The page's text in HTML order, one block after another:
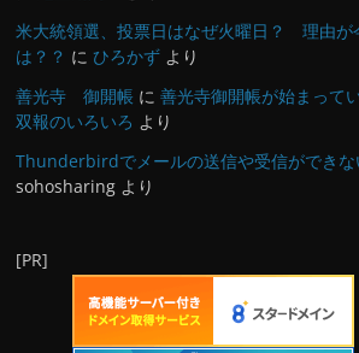
米大統領選、投票日はなぜ火曜日？ 理由が
は？？ に ひろかず より
善光寺 御開帳 に 善光寺御開帳が始まって
双報のいろいろ より
Thunderbirdでメールの送信や受信ができな
sohosharing より
[PR]